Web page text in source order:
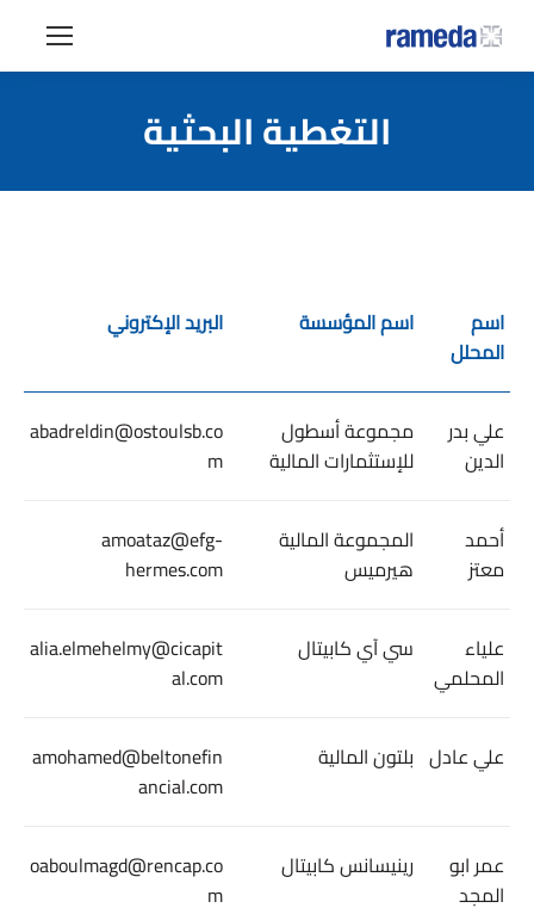
التغطية البحثية
اسم
المحلل
اسم المؤسسة البريد الإكتروني
علي بدر
الدين
مجموعة أسطول
للإستثمارات المالية
abadreldin@ostoulsb.co
m
أحمد
معتز
المجموعة المالية
هيرميس
amoataz@efg-
hermes.com
علياء
المحلمي
سي آي كابيتال
alia.elmehelmy@cicapit
al.com
علي عادل بلتون المالية
amohamed@beltonefin
ancial.com
عمر ابو
المجد
رينيسانس كابيتال
oaboulmagd@rencap.co
m